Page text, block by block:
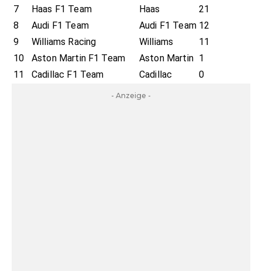
7
Haas F1 Team Haas
21
8
Audi F1 Team Audi F1 Team 12
9
Williams Racing Williams
11
10
Aston Martin F1 Team Aston Martin 1
11
Cadillac F1 Team Cadillac 0
- Anzeige -